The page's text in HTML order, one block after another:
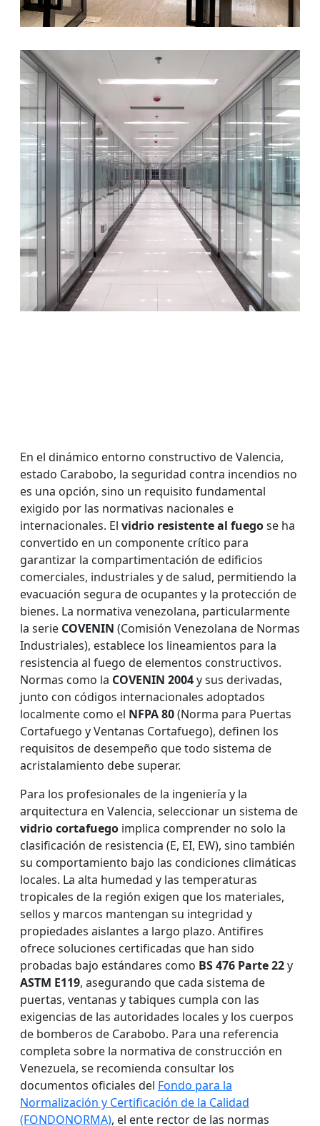
En el dinámico entorno constructivo de Valencia,
estado Carabobo, la seguridad contra incendios no
es una opción, sino un requisito fundamental
exigido por las normativas nacionales e
internacionales. El vidrio resistente al fuegose ha
convertido en un componente crítico para
garantizar la compartimentación de edificios
comerciales, industriales y de salud, permitiendo la
evacuación segura de ocupantes y la protección de
bienes. La normativa venezolana, particularmente
la serie COVENIN (Comisión Venezolana de Normas
Industriales), establece los lineamientos para la
resistencia al fuego de elementos constructivos.
Normas como la COVENIN 2004y sus derivadas,
junto con códigos internacionales adoptados
localmente como el NFPA 80(Norma para Puertas
Cortafuego y Ventanas Cortafuego), definen los
requisitos de desempeño que todo sistema de
acristalamiento debe superar.
Para los profesionales de la ingeniería y la
arquitectura en Valencia, seleccionar un sistema de
vidrio cortafuego implica comprender no solo la
clasificación de resistencia (E, EI, EW), sino también
su comportamiento bajo las condiciones climáticas
locales. La alta humedad y las temperaturas
tropicales de la región exigen que los materiales,
sellos y marcos mantengan su integridad y
propiedades aislantes a largo plazo. Antifires
ofrece soluciones certificadas que han sido
probadas bajo estándares como BS 476 Parte 22y
ASTM E119, asegurando que cada sistema de
puertas, ventanas y tabiques cumpla con las
exigencias de las autoridades locales y los cuerpos
de bomberos de Carabobo. Para una referencia
completa sobre la normativa de construcción en
Venezuela, se recomienda consultar los
documentos oficiales del Fondo para la
Normalización y Certificación de la Calidad
(FONDONORMA), el ente rector de las normas